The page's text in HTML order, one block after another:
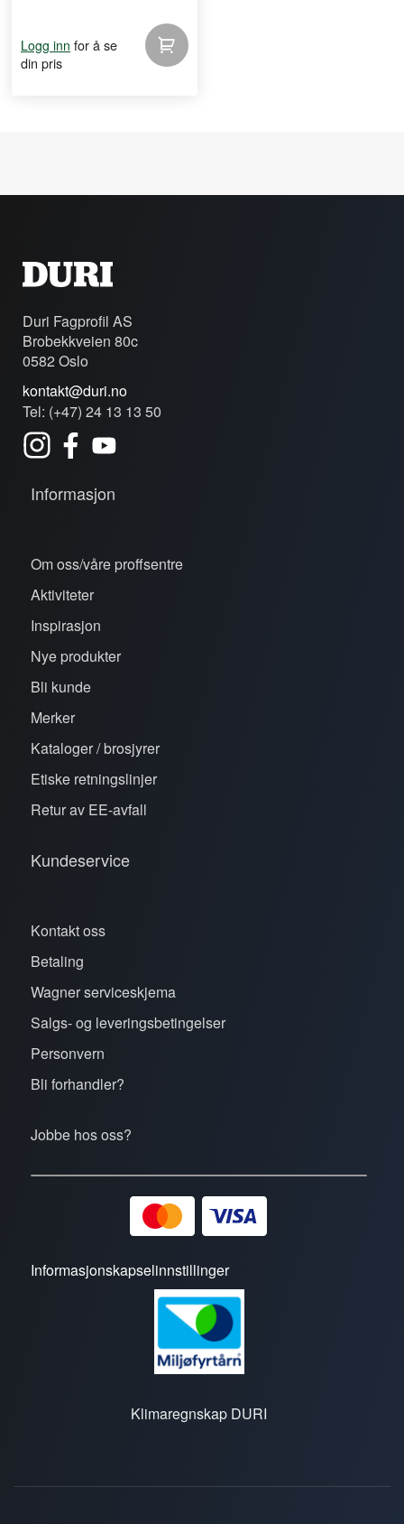
Logg inn for å se
din pris
Duri Fagprofil AS
Brobekkveien 80c
0582 Oslo
kontakt@duri.no
Tel: (+47) 24 13 13 50
Informasjon
Om oss/våre proffsentre
Aktiviteter
Inspirasjon
Nye produkter
Bli kunde
Merker
Kataloger / brosjyrer
Etiske retningslinjer
Retur av EE-avfall
Kundeservice
Kontakt oss
Betaling
Wagner serviceskjema
Salgs- og leveringsbetingelser
Personvern
Bli forhandler?
Jobbe hos oss?
Informasjonskapselinnstillinger
Klimaregnskap DURI